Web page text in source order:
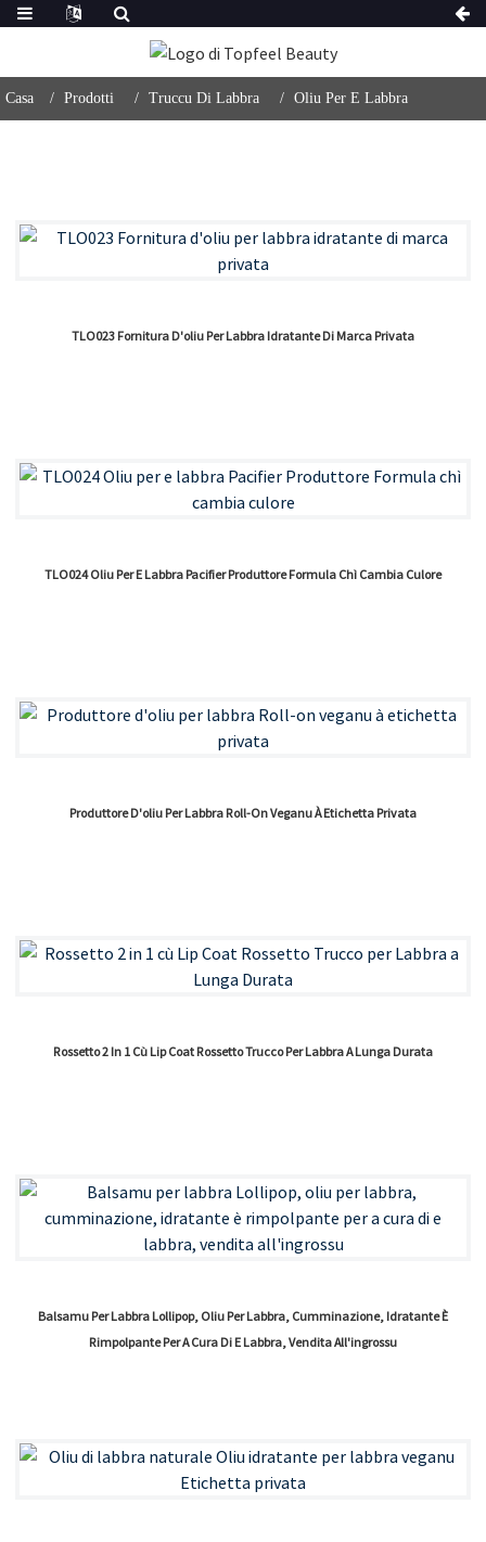
Casa Prodotti Truccu Di Labbra Oliu Per E Labbra
TLO023 Fornitura D'oliu Per Labbra Idratante Di Marca Privata
TLO024 Oliu Per E Labbra Pacifier Produttore Formula Chì Cambia Culore
Produttore D'oliu Per Labbra Roll-On Veganu À Etichetta Privata
Rossetto 2 In 1 Cù Lip Coat Rossetto Trucco Per Labbra A Lunga Durata
Balsamu Per Labbra Lollipop, Oliu Per Labbra, Cumminazione, Idratante È
Rimpolpante Per A Cura Di E Labbra, Vendita All'ingrossu